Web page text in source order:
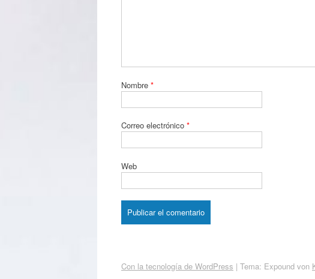
Nombre *
Correo electrónico *
Web
Con la tecnología de WordPress | Tema: Expound von